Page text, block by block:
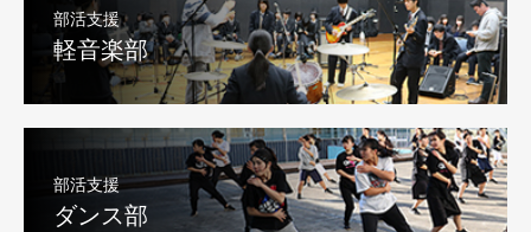
部活支援
軽音楽部
部活支援
ダンス部